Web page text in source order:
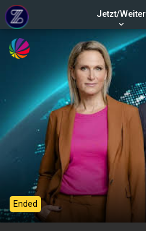
Jetzt/Weiter
keyboard_arrow_down
Ended